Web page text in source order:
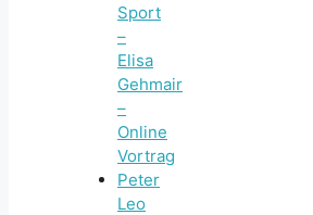
Sport
–
Elisa
Gehmair
–
Online
Vortrag
Peter
Leo